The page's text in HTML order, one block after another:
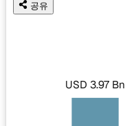
공유
USD 3.97 Bn